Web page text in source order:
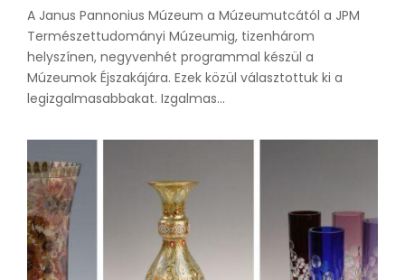
A Janus Pannonius Múzeum a Múzeumutcától a JPM
Természettudományi Múzeumig, tizenhárom
helyszínen, negyvenhét programmal készül a
Múzeumok Éjszakájára. Ezek közül választottuk ki a
legizgalmasabbakat. Izgalmas...